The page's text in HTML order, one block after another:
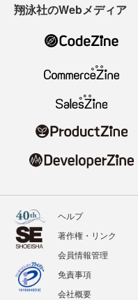
翔泳社のWebメディア
ヘルプ
著作権・リンク
会員情報管理
免責事項
会社概要